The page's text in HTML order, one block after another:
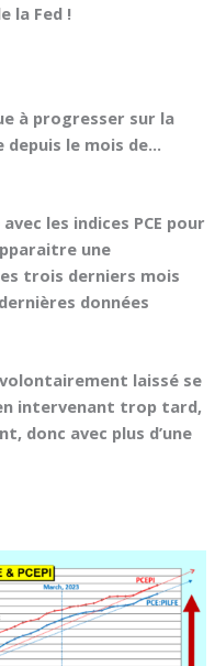
la Fed !
à progresser sur la
le mois de…
les indices PCE pour
une
trois derniers mois
données
laissé se
intervenant trop tard,
donc avec plus d’une